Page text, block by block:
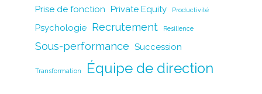
Prise de fonction Private Equity Productivité
Psychologie Recrutement Resilience
Sous-performance Succession
Transformation Équipe de direction